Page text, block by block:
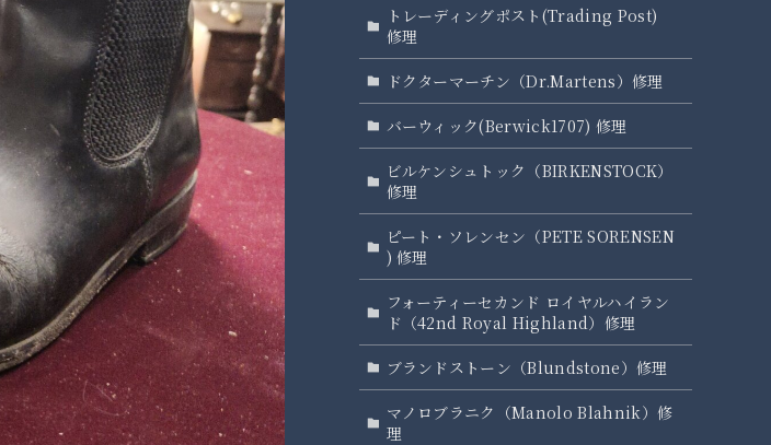
トレーディングポスト(Trading Post)
修理
ドクターマーチン（Dr.Martens）修理
バーウィック(Berwick1707) 修理
ビルケンシュトック（BIRKENSTOCK）
修理
ピート・ソレンセン（PETE SORENSEN
) 修理
フォーティーセカンド ロイヤルハイラン
ド（42nd Royal Highland）修理
ブランドストーン（Blundstone）修理
マノロブラニク（Manolo Blahnik）修
理